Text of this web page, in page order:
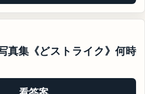
真集《どストライク》何時